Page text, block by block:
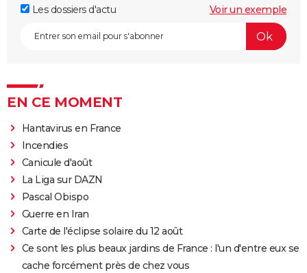
Les dossiers d'actu
Voir un exemple
EN CE MOMENT
Hantavirus en France
Incendies
Canicule d'août
La Liga sur DAZN
Pascal Obispo
Guerre en Iran
Carte de l'éclipse solaire du 12 août
Ce sont les plus beaux jardins de France : l'un d'entre eux se
cache forcément près de chez vous